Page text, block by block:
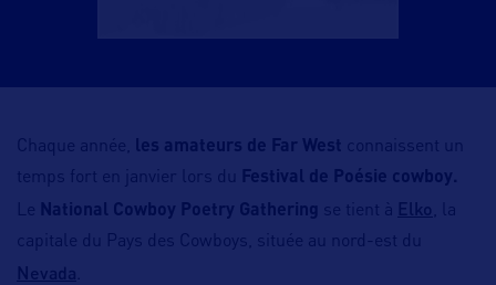
Chaque année, les amateurs de Far West
connaissent un
temps fort en janvier lors du
Festival de Poésie cowboy.
Le National Cowboy Poetry Gathering se tient à Elko
, la
capitale du Pays des Cowboys, située au nord-est du
Nevada